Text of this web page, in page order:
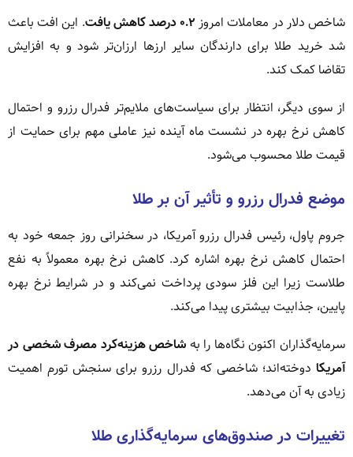
شاخص دلار در معاملات امروز۰.۲ درصد کاهش یافت
. این افت باعث
شد خرید طلا برای دارندگان سایر ارزها ارزان‌تر شود و به افزایش
تقاضا کمک کند.
از سوی دیگر، انتظار برای سیاست‌های ملایم‌تر فدرال رزرو و احتمال
کاهش نرخ بهره در نشست ماه آینده نیز عاملی مهم برای حمایت از
قیمت طلا محسوب می‌شود.
موضع فدرال رزرو و تأثیر آن بر طلا
جروم پاول، رئیس فدرال رزرو آمریکا، در سخنرانی روز جمعه خود به
احتمال کاهش نرخ بهره اشاره کرد. کاهش نرخ بهره معمولاً به نفع
طلاست زیرا این فلز سودی پرداخت نمی‌کند و در شرایط نرخ بهره
پایین، جذابیت بیشتری پیدا می‌کند.
سرمایه‌گذاران اکنون نگاه‌ها را به شاخص هزینه‌کرد مصرف شخصی در
آمریکا دوخته‌اند؛ شاخصی که فدرال رزرو برای سنجش تورم اهمیت
زیادی به آن می‌دهد.
تغییرات در صندوق‌های سرمایه‌گذاری طلا